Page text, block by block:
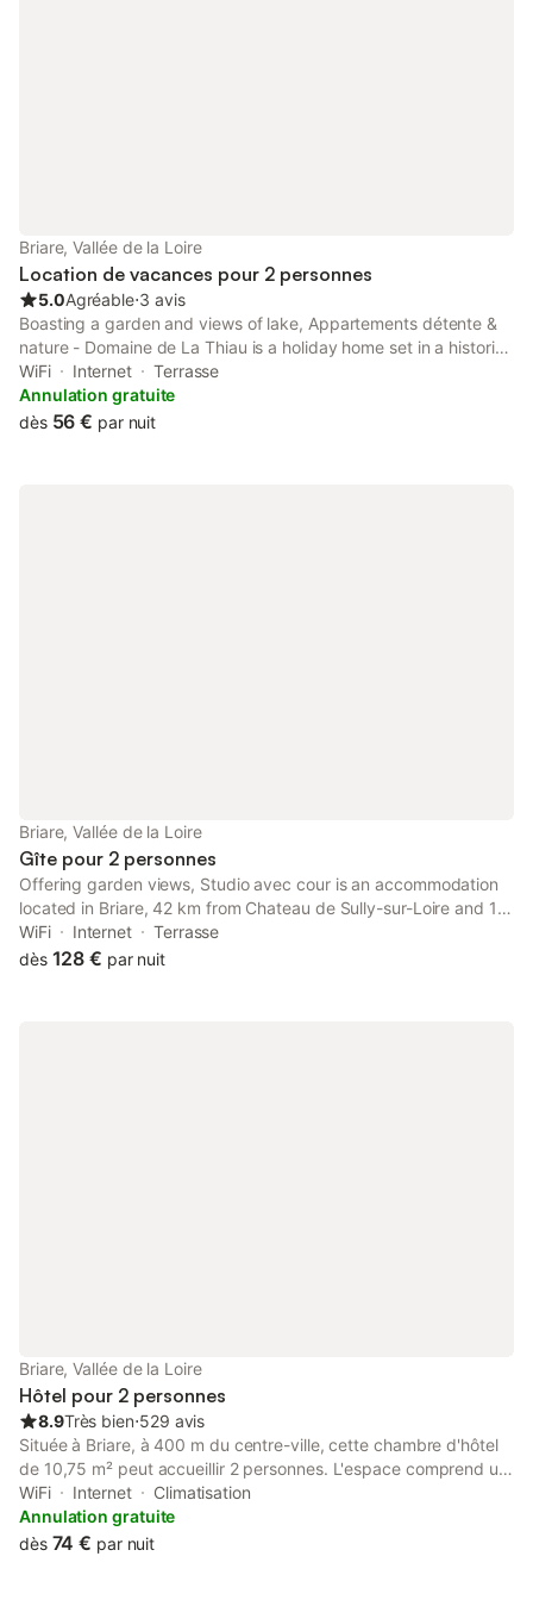
Briare, Vallée de la Loire
Location de vacances pour 2 personnes
5.0Agréable⋅3 avis
Boasting a garden and views of lake, Appartements détente &
nature - Domaine de La Thiau is a holiday home set in a historic
building in Briare, 5.5 km from Chateau de Gien.
WiFi Internet
Terrasse
Annulation gratuite
dès 56 € par nuit
Briare, Vallée de la Loire
Gîte pour 2 personnes
Offering garden views, Studio avec cour is an accommodation
located in Briare, 42 km from Chateau de Sully-sur-Loire and 11
km from Castle of Saint Brisson. This property offers access to a
terrace, free private parking and free WiFi.
WiFi Internet
Terrasse
dès 128 € par nuit
Briare, Vallée de la Loire
Hôtel pour 2 personnes
8.9Très bien⋅529 avis
Située à Briare, à 400 m du centre-ville, cette chambre d'hôtel
de 10,75 m² peut accueillir 2 personnes. L'espace comprend un
lit king-size, une salle de bains privative, la climatisation, une
télévision à écran plat avec chaînes satellite et un bureau,
offrant un cadre fonctionnel pour votre séjour. Les hôtes
WiFi Internet
Climatisation
Annulation gratuite
dès 74 € par nuit